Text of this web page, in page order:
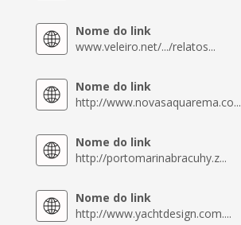
Nome do link
www.veleiro.net/.../relatos...
Nome do link
http://www.novasaquarema.co...
Nome do link
http://portomarinabracuhy.z...
Nome do link
http://www.yachtdesign.com....